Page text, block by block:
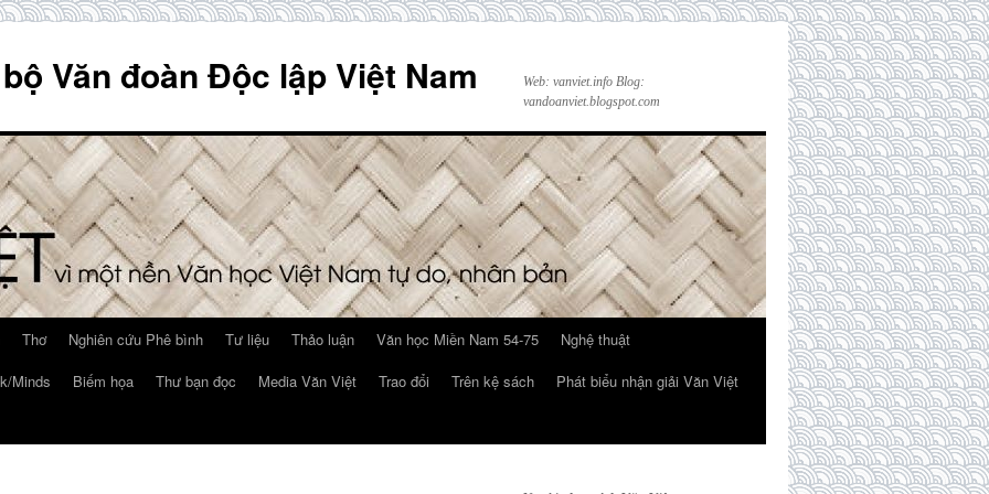
Văn đoàn Độc lập Việt Nam
Web: vanviet.info Blog:
vandoanviet.blogspot.com
Thơ Nghiên cứu Phê bình Tư liệu Thảo luận Văn học Miền Nam 54-75
Nghệ thuật
Minds Biếm họa Thư bạn đọc Media Văn Việt Trao đổi Trên kệ sách
Phát biểu nhận giải Văn Việt